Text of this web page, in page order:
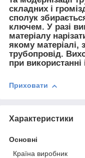
складних і
сполук
ключем. У разі
матеріалу
якому матеріалі,
трубопровід.
при використанні
Приховати
Характеристики
Основні
Країна виробник